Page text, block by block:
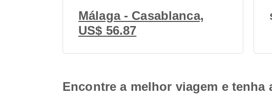
Málaga - Casablanca,
US$ 56.87
Encontre a melhor viagem e